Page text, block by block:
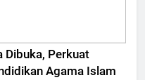
Dibuka, Perkuat
Agama Islam